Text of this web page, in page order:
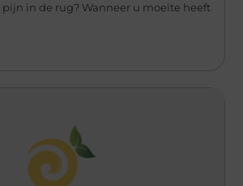
in de rug? Wanneer u moeite heeft